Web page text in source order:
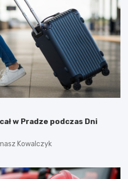
w Pradze podczas Dni
Kowalczyk